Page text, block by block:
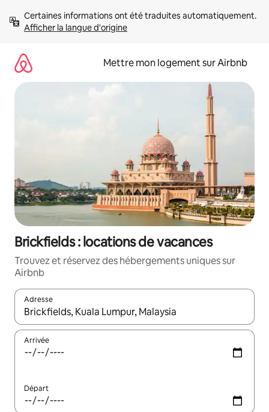
directement
Afficher la langue d'origine
Mettre mon logement sur Airbnb
Brickfields : locations de vacances
Trouvez et réservez des hébergements uniques sur
Airbnb
Adresse
Lorsque les résultats s'affichent, utilisez les flèches vers le
Arrivée
Départ